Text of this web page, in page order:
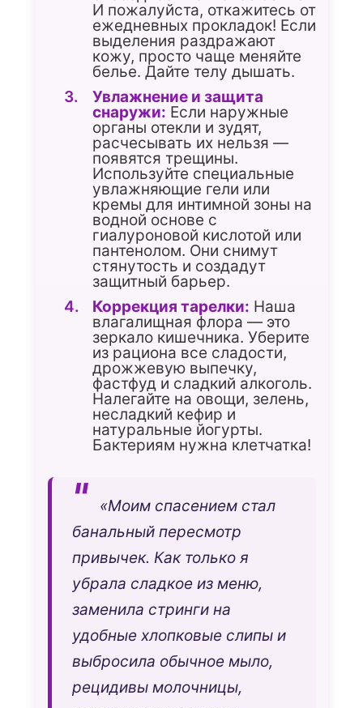
И пожалуйста, откажитесь от
ежедневных прокладок! Если
выделения раздражают
кожу, просто чаще меняйте
белье. Дайте телу дышать.
Увлажнение и защита
снаружи: Если наружные
органы отекли и зудят,
расчесывать их нельзя —
появятся трещины.
Используйте специальные
увлажняющие гели или
кремы для интимной зоны на
водной основе с
гиалуроновой кислотой или
пантенолом. Они снимут
стянутость и создадут
защитный барьер.
Коррекция тарелки: Наша
влагалищная флора — это
зеркало кишечника. Уберите
из рациона все сладости,
дрожжевую выпечку,
фастфуд и сладкий алкоголь.
Налегайте на овощи, зелень,
несладкий кефир и
натуральные йогурты.
Бактериям нужна клетчатка!
«Моим спасением стал
банальный пересмотр
привычек. Как только я
убрала сладкое из меню,
заменила стринги на
удобные хлопковые слипы и
выбросила обычное мыло,
рецидивы молочницы,